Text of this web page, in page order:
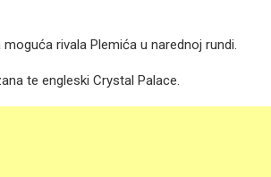
rivala Plemića u narednoj rundi.
te engleski Crystal Palace.